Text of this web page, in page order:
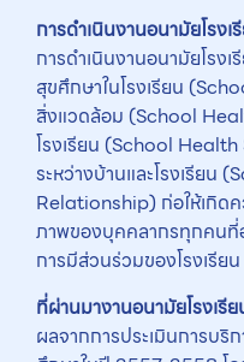
การดำเนินงานอนามัยโรงเ
การดำเนินงานอนามัยโรง
สุขศึกษาในโรงเรียน
สิ่งแวดล้อม (School
โรงเรียน (School
ระหว่างบ้านและโรงเรียน
Relationship) ก่อให้เกิดค
ภาพของบุคคลากรทุกคนที่
การมีส่วนร่วมของโรงเรีย
ที่ผ่านมางานอนามัยโรงเรี
ผลจากการประเมินการบริ